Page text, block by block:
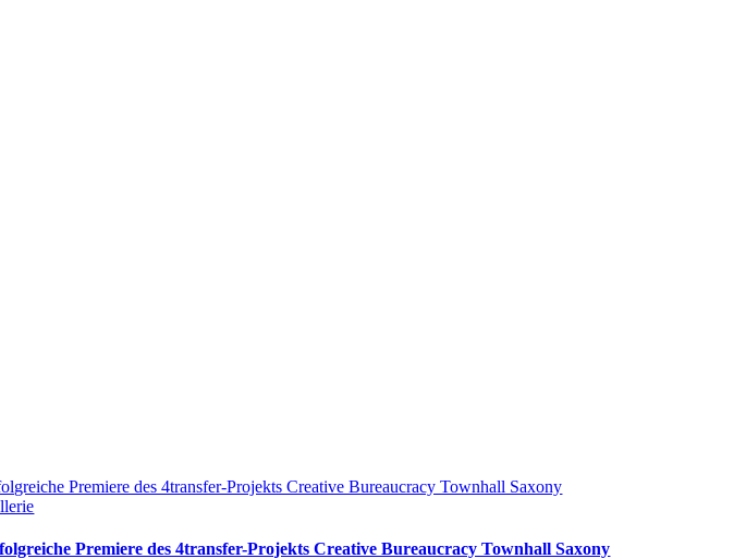
Premiere des 4transfer-Projekts Creative Bureaucracy Townhall Saxony
Premiere des 4transfer-Projekts Creative Bureaucracy Townhall Saxony